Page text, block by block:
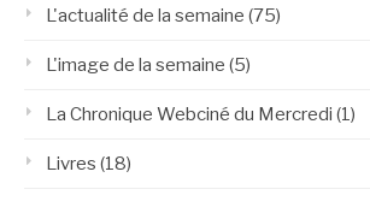
L'actualité de la semaine (75)
L'image de la semaine (5)
La Chronique Webciné du Mercredi (1)
Livres (18)